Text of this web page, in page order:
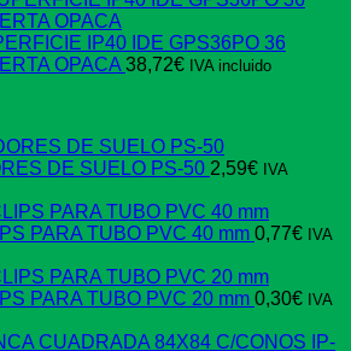
IP40 IDE GPS36PO 36
OPACA 38,72€ IVA incluido
DE SUELO PS-50 2,59€ IVA
PARA TUBO PVC 40 mm 0,77€ IVA
PARA TUBO PVC 20 mm 0,30€ IVA